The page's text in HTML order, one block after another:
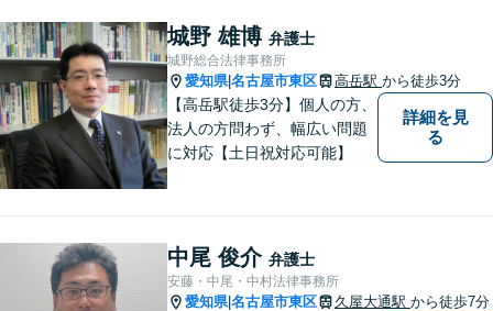
ち、希望、考え方を尊重し、
迅速に問題を解決することを
心がけております。
城野 雄博 弁護士
城野総合法律事務所
愛知県|名古屋市東区 高岳駅 から徒歩3分
【高岳駅徒歩3分】個人の方、
法人の方問わず、幅広い問題
に対応【土日祝対応可能】
詳細を見
る
中尾 俊介 弁護士
安藤・中尾・中村法律事務所
愛知県|名古屋市東区 久屋大通駅 から徒歩7分